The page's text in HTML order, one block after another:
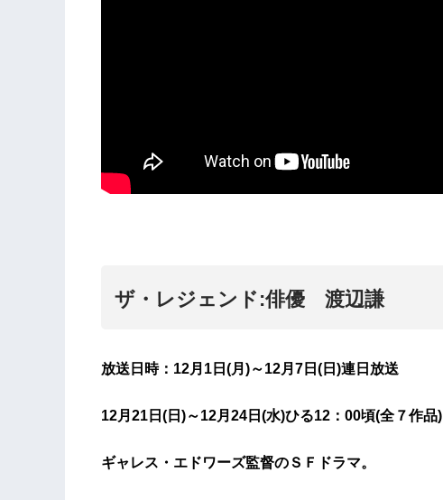
ザ・レジェンド:俳優 渡辺謙
放送日時：12月1日(月)～12月7日(日)連日放送
12月21日(日)～12月24日(水)ひる12：00頃(全７作品)
ギャレス・エドワーズ監督のＳＦドラマ。